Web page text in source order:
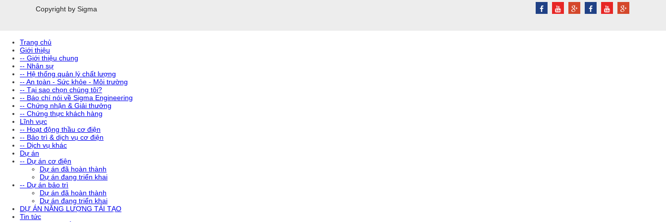
Copyright by Sigma
Trang chủ
Giới thiệu
-- Giới thiệu chung
-- Nhân sự
-- Hệ thống quản lý chất lượng
-- An toàn - Sức khỏe - Môi trường
-- Tại sao chọn chúng tôi?
-- Báo chí nói về Sigma Engineering
-- Chứng nhận & Giải thưởng
-- Chứng thực khách hàng
Lĩnh vực
-- Hoạt động thầu cơ điện
-- Bảo trì & dịch vụ cơ điện
-- Dịch vụ khác
Dự án
-- Dự án cơ điện
Dự án đã hoàn thành
Dự án đang triển khai
-- Dự án bảo trì
Dự án đã hoàn thành
Dự án đang triển khai
DỰ ÁN NĂNG LƯỢNG TÁI TẠO
Tin tức